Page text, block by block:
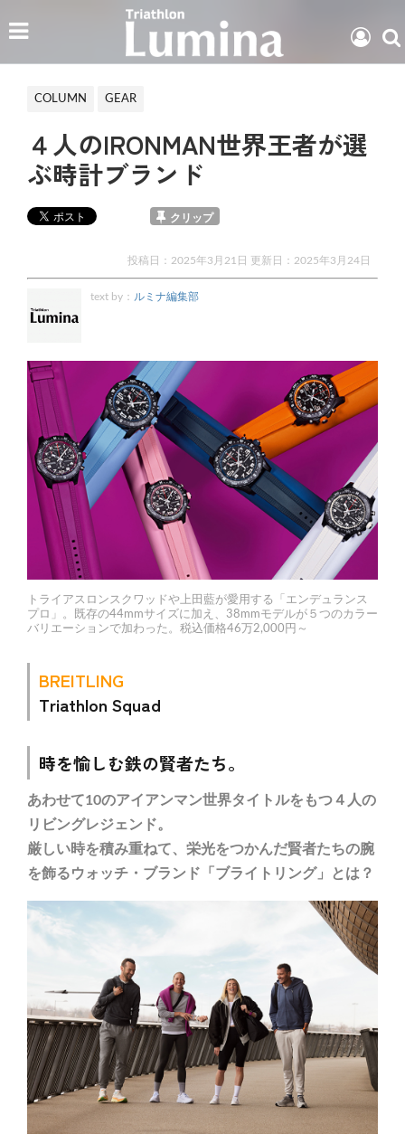
COLUMN GEAR
４人のIRONMAN世界王者が選
ぶ時計ブランド
クリップ
投稿日：2025年3月21日 更新日： 2025年3月24日
text by： ルミナ編集部
トライアスロンスクワッドや上田藍が愛用する「エンデュランス
プロ」。既存の44mmサイズに加え、38mmモデルが５つのカラー
バリエーションで加わった。税込価格46万2,000円～
BREITLING
Triathlon Squad
時を愉しむ鉄の賢者たち。
あわせて10のアイアンマン世界タイトルをもつ４人の
リビングレジェンド。
厳しい時を積み重ねて、栄光をつかんだ賢者たちの腕
を飾るウォッチ・ブランド「ブライトリング」とは？